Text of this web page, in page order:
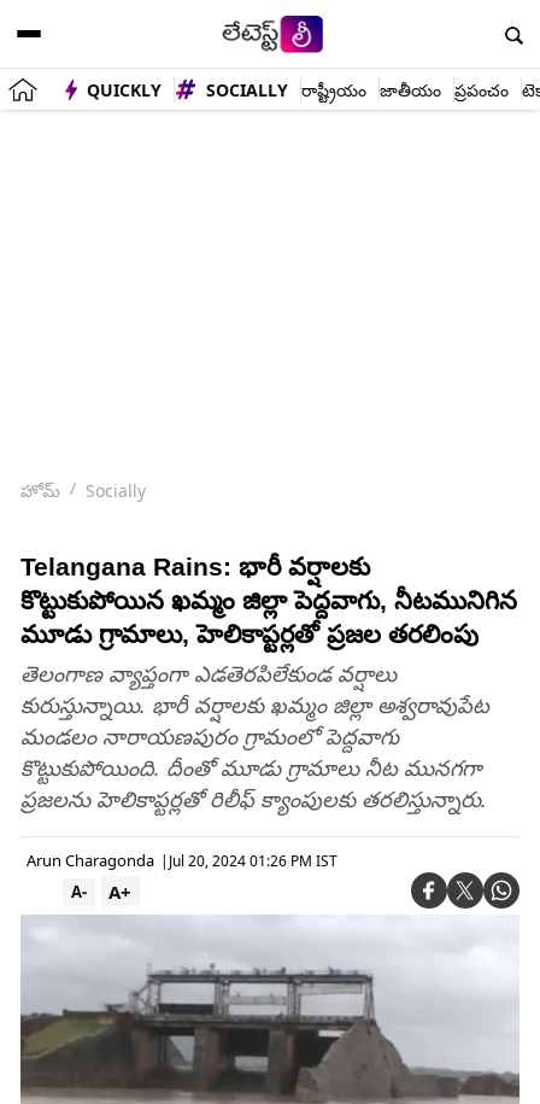
QUICKLY SOCIALLY రాష్ట్రీయం జాతీయం ప్రపంచం
హోమ్ Socially
Telangana Rains: భారీ వర్షాలకు
కొట్టుకుపోయిన ఖమ్మం జిల్లా పెద్దవాగు, నీటమునిగిన
మూడు గ్రామాలు, హెలికాప్టర్లతో ప్రజల తరలింపు
తెలంగాణ వ్యాప్తంగా ఎడతెరపిలేకుండ వర్షాలు
కురుస్తున్నాయి. భారీ వర్షాలకు ఖమ్మం జిల్లా అశ్వరావుపేట
మండలం నారాయణపురం గ్రామంలో పెద్దవాగు
కొట్టుకుపోయింది. దీంతో మూడు గ్రామాలు నీట మునగగా
ప్రజలను హెలికాప్టర్లతో రిలీఫ్ క్యాంపులకు తరలిస్తున్నారు.
Arun Charagonda | Jul 20, 2024 01:26 PM IST
A+
A-